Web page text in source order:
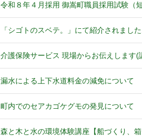
令和８年４月採用 御嵩町職員採用試験（
「シゴトのスベテ。」にて紹介されました
介護保険サービス 現場からお伝えします
漏水による上下水道料金の減免について
町内でのセアカゴケグモの発見について
森と木と水の環境体験講座【船づくり、